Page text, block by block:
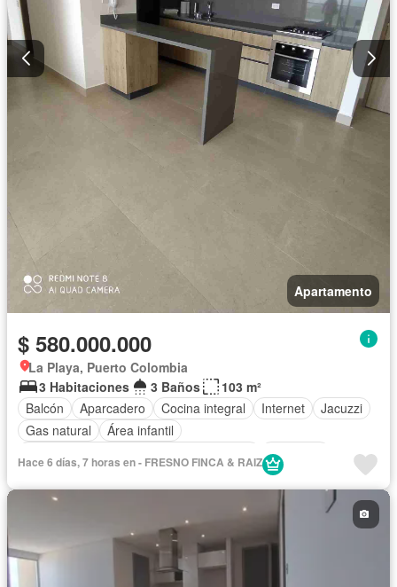
Apartamento
$ 580.000.000
La Playa, Puerto Colombia
3 Habitaciones
3 Baños
103 m²
Balcón
Aparcadero Cocina integral Internet
Jacuzzi
Gas natural
Área infantil
Barbecue
Seguridad privada
Piscina
Aire acondicionado
Permite mascotas
Sin amoblar
Hace 6 días, 7 horas en - FRESNO FINCA & RAIZ